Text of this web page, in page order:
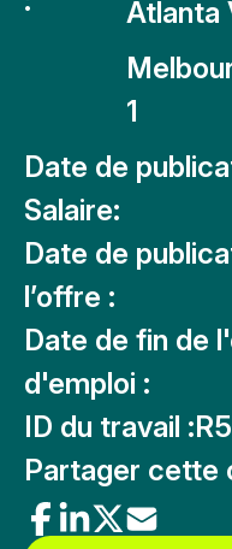
Atlanta
1
Date de
Salaire:
Date de
l’offre :
Date de fin de
d'emploi :
ID du travail :
Partager cette